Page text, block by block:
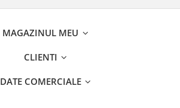
MAGAZINUL MEU
CLIENTI
DATE COMERCIALE